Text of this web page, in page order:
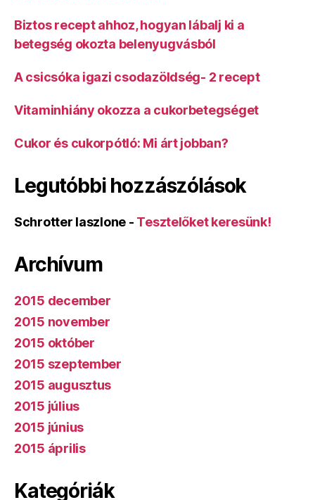
Biztos recept ahhoz, hogyan lábalj ki a
betegség okozta belenyugvásból
A csicsóka igazi csodazöldség- 2 recept
Vitaminhiány okozza a cukorbetegséget
Cukor és cukorpótló: Mi árt jobban?
Legutóbbi hozzászólások
Schrotter laszlone - Tesztelőket keresünk!
Archívum
2015 december
2015 november
2015 október
2015 szeptember
2015 augusztus
2015 július
2015 június
2015 április
Kategóriák